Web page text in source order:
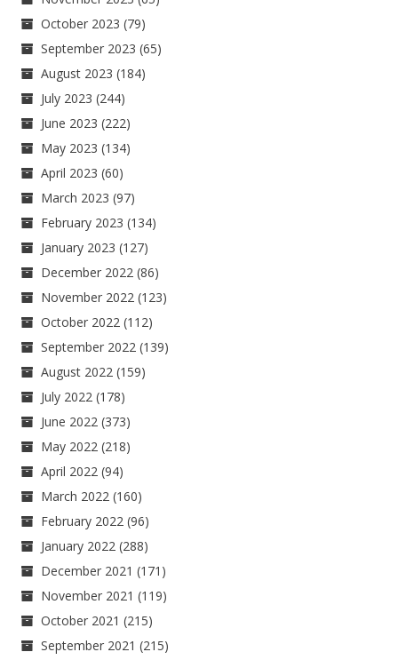
October 2023 (79)
September 2023 (65)
August 2023 (184)
July 2023 (244)
June 2023 (222)
May 2023 (134)
April 2023 (60)
March 2023 (97)
February 2023 (134)
January 2023 (127)
December 2022 (86)
November 2022 (123)
October 2022 (112)
September 2022 (139)
August 2022 (159)
July 2022 (178)
June 2022 (373)
May 2022 (218)
April 2022 (94)
March 2022 (160)
February 2022 (96)
January 2022 (288)
December 2021 (171)
November 2021 (119)
October 2021 (215)
September 2021 (215)